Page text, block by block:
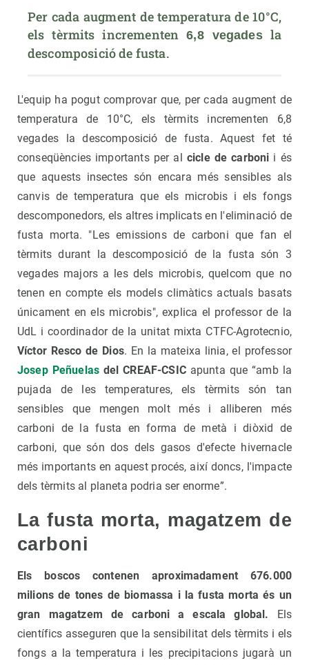
Per cada augment de temperatura de 10°C,
els tèrmits incrementen 6,8 vegades la
descomposició de fusta.
L'equip ha pogut comprovar que, per cada augment de
temperatura de 10°C, els tèrmits incrementen 6,8
vegades la descomposició de fusta. Aquest fet té
conseqüències importants per al cicle de carboni i és
que aquests insectes són encara més sensibles als
canvis de temperatura que els microbis i els fongs
descomponedors, els altres implicats en l'eliminació de
fusta morta. "Les emissions de carboni que fan el
tèrmits durant la descomposició de la fusta són 3
vegades majors a les dels microbis, quelcom que no
tenen en compte els models climàtics actuals basats
únicament en els microbis", explica el professor de la
UdL i coordinador de la unitat mixta CTFC-Agrotecnio,
Víctor Resco de Dios. En la mateixa linia, el professor
Josep Peñuelas del CREAF-CSICapunta que “amb la
pujada de les temperatures, els tèrmits són tan
sensibles que mengen molt més i alliberen més
carboni de la fusta en forma de metà i diòxid de
carboni, que són dos dels gasos d'efecte hivernacle
més importants en aquest procés, així doncs, l'impacte
dels tèrmits al planeta podria ser enorme”.
La fusta morta, magatzem de
carboni
Els boscos contenen aproximadament 676.000
milions de tones de biomassa i la fusta morta és un
gran magatzem de carboni a escala global.
Els
científics asseguren que la sensibilitat dels tèrmits i els
fongs a la temperatura i les precipitacions jugarà un